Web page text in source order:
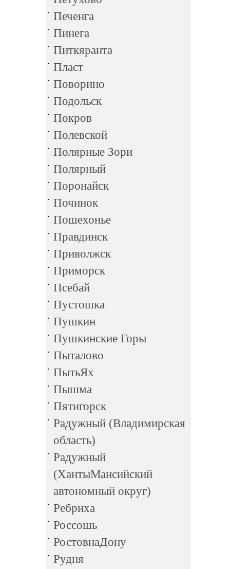
Печенга
Пинега
Питкяранта
Пласт
Поворино
Подольск
Покров
Полевской
Полярные Зори
Полярный
Поронайск
Починок
Пошехонье
Правдинск
Приволжск
Приморск
Псебай
Пустошка
Пушкин
Пушкинские Горы
Пыталово
ПытьЯх
Пышма
Пятигорск
Радужный (Владимирская
область)
Радужный
(ХантыМансийский
автономный округ)
Ребриха
Россошь
РостовнаДону
Рудня